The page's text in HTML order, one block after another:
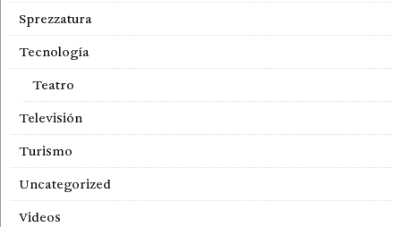
Sprezzatura
Tecnología
Teatro
Televisión
Turismo
Uncategorized
Videos